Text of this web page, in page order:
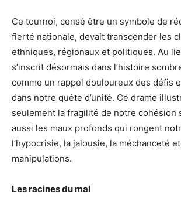
Ce tournoi, censé être un symbole de
fierté nationale, devait transcender les
ethniques, régionaux et politiques. Au
s’inscrit désormais dans l’histoire
comme un rappel douloureux des défis
dans notre quête d’unité. Ce drame
seulement la fragilité de notre cohésion
aussi les maux profonds qui rongent
l’hypocrisie, la jalousie, la méchanceté
manipulations.
Les racines du mal